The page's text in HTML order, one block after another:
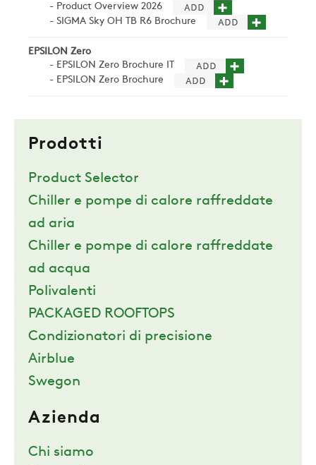
- Product Overview 2026
- SIGMA Sky OH TB R6 Brochure
EPSILON Zero
- EPSILON Zero Brochure IT
- EPSILON Zero Brochure
Prodotti
Product Selector
Chiller e pompe di calore raffreddate
ad aria
Chiller e pompe di calore raffreddate
ad acqua
Polivalenti
PACKAGED ROOFTOPS
Condizionatori di precisione
Airblue
Swegon
Azienda
Chi siamo